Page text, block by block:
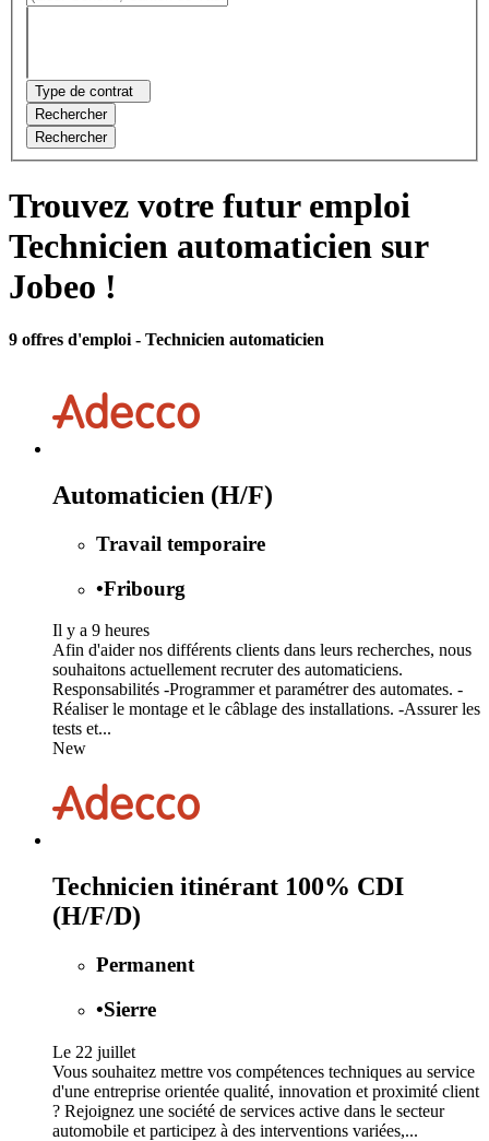
Type de contrat
Rechercher
Rechercher
Trouvez votre futur emploi
Technicien automaticien sur
Jobeo !
9 offres d'emploi - Technicien automaticien
Automaticien (H/F)
Travail temporaire
•Fribourg
Il y a 9 heures
Afin d'aider nos différents clients dans leurs recherches, nous
souhaitons actuellement recruter des automaticiens.
Responsabilités -Programmer et paramétrer des automates. -
Réaliser le montage et le câblage des installations. -Assurer les
tests et...
New
Technicien itinérant 100% CDI
(H/F/D)
Permanent
•Sierre
Le 22 juillet
Vous souhaitez mettre vos compétences techniques au service
d'une entreprise orientée qualité, innovation et proximité client
? Rejoignez une société de services active dans le secteur
automobile et participez à des interventions variées,...